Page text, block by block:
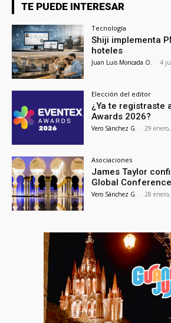
TE PUEDE INTERESAR
Tecnología
Shiji implementa
hoteles
Juan Luis Moncada O. - 4
Elección del editor
¿Ya te registraste
Awards 2026?
Vero Sánchez G. - 29
Asociaciones
James Taylor
Global Conference
Vero Sánchez G. - 28